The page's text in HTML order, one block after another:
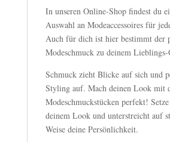
In unseren Online-Shop findest du
Auswahl an Modeaccessoires für
Auch für dich ist hier bestimmt der
Modeschmuck zu deinem
Schmuck zieht Blicke auf sich und
Styling auf. Mach deinen Look mit
Modeschmuckstücken perfekt!
deinem Look und unterstreicht auf
Weise deine Persönlichkeit.